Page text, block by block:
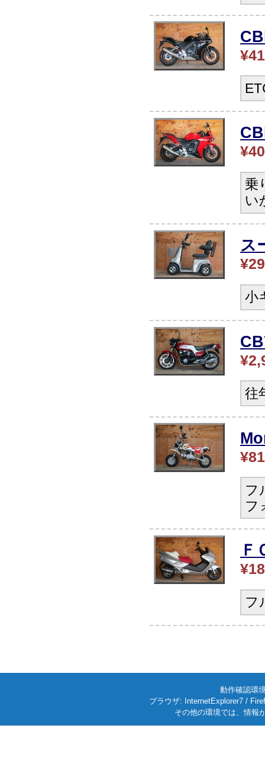
乗
い
ス
小
往
フ
フ
Ｆ
フ
動作確認環
ブラウザ: InternetExplorer7 /
その他の環境では、情報